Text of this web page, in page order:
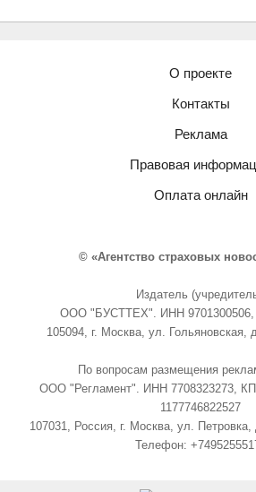
О проекте
Контакты
Реклама
Правовая
Оплата онлайн
© «Агентство страховых
Издатель
ООО "БУСТТЕХ". ИНН 9701300506,
105094, г. Москва, ул.
По вопросам размещения
ООО "Регламент". ИНН 7708323273,
1177746822527
107031, Россия, г. Москва, ул.
Телефон: